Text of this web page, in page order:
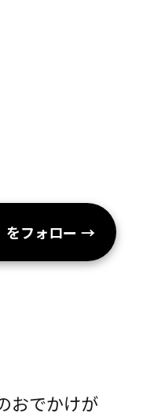
をフォロー →
おでかけが